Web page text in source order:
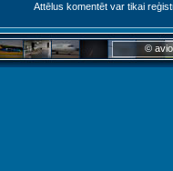
Attēlus komentēt var tikai
©